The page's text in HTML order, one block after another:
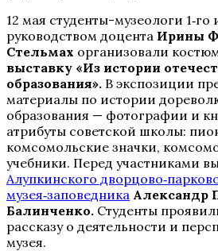
12 мая студенты-музеологи 1‑го
руководством доцента Ирины
Стельмах организовали
выставку «Из истории
образования». В экспозиции
материалы по истории
образования — фотографии и
атрибуты советской школы:
комсомольские значки,
учебники. Перед участниками
Алупкинского
музея‑заповедника Александр
Балинченко. Студенты
рассказу о деятельности и
музея.